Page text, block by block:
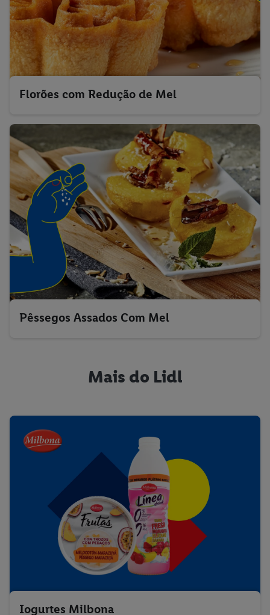
Florões com Redução de Mel
Pêssegos Assados Com Mel
Mais do Lidl
Iogurtes Milbona